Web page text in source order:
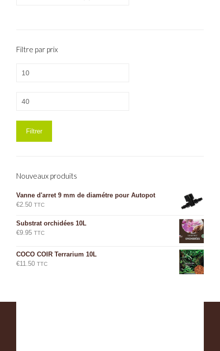
Filtre par prix
min
max
Filtrer
Nouveaux produits
Vanne d'arret 9 mm de diamétre pour Autopot
€2.50 TTC
Substrat orchidées 10L
€9.95 TTC
COCO COIR Terrarium 10L
€11.50 TTC